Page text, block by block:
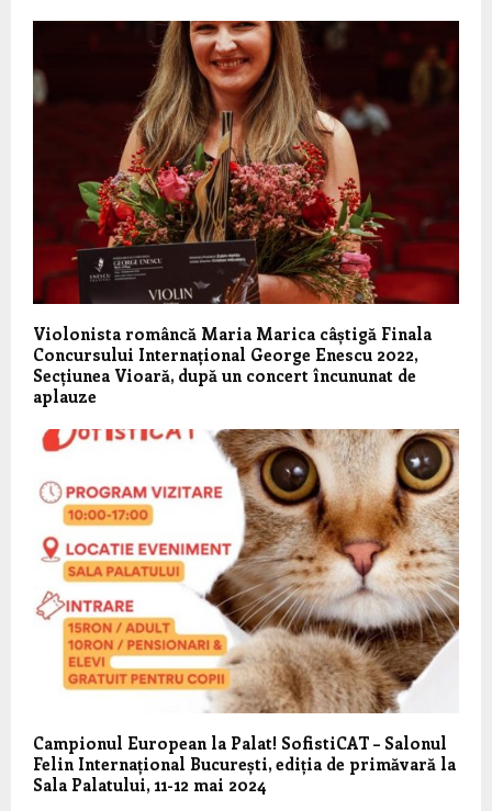
Violonista româncă Maria Marica câștigă Finala
Concursului Internațional George Enescu 2022,
Secțiunea Vioară, după un concert încununat de
aplauze
Campionul European la Palat! SofistiCAT – Salonul
Felin Internațional București, ediția de primăvară la
Sala Palatului, 11-12 mai 2024